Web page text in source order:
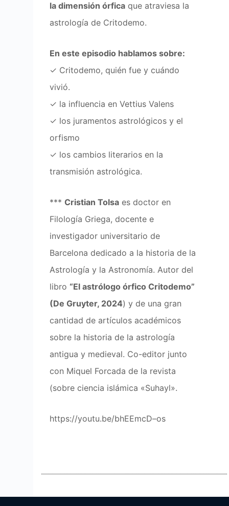
la dimensión órfica que atraviesa la
astrología de Critodemo.
En este episodio hablamos sobre:
✓ Critodemo, quién fue y cuándo
vivió.
✓ la influencia en Vettius Valens
✓ los juramentos astrológicos y el
orfismo
✓ los cambios literarios en la
transmisión astrológica.
*** Cristian Tolsa es doctor en
Filología Griega, docente e
investigador universitario de
Barcelona dedicado a la historia de la
Astrología y la Astronomía. Autor del
libro “El astrólogo órfico Critodemo”
(De Gruyter, 2024) y de una gran
cantidad de artículos académicos
sobre la historia de la astrología
antigua y medieval. Co-editor junto
con Miquel Forcada de la revista
(sobre ciencia islámica «Suhayl».
https://youtu.be/bhEEmcD–os